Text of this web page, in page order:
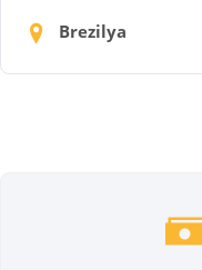
Brezilya